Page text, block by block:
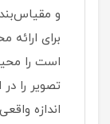
و
برای ارائه
است را
اندازه